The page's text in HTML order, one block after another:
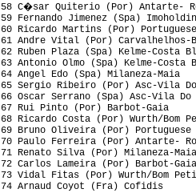
58 C�sar Quiterio (Por) Antarte-
59 Fernando Jimenez (Spa)
60 Ricardo Martins (Por)
61 Andre Vital (Por)
62 Ruben Plaza (Spa) Kelme-
63 Antonio Olmo (Spa)
64 Angel Edo (Spa) Milaneza-
65 Sergio Ribeiro (Por) Asc-Vila
66 Oscar Serrano (Spa) Asc-Vila
67 Rui Pinto (Por) Barbot-
68 Ricardo Costa (Por) Wurth/
69 Bruno Oliveira (Por)
70 Paulo Ferreira (Por) Antarte-
71 Renato Silva (Por)
72 Carlos Lameira (Por)
73 Vidal Fitas (Por) Wurth/Bom
74 Arnaud Coyot (Fra)